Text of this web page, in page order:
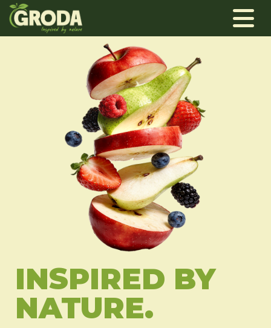
INSPIRED BY
NATURE.